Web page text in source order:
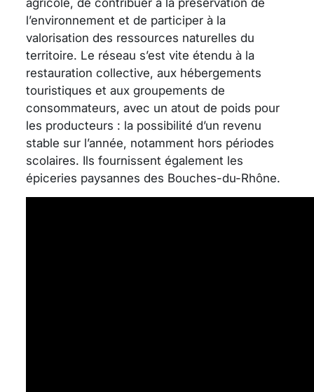
agricole, de contribuer à la préservation de
l’environnement et de participer à la
valorisation des ressources naturelles du
territoire. Le réseau s’est vite étendu à la
restauration collective, aux hébergements
touristiques et aux groupements de
consommateurs, avec un atout de poids pour
les producteurs : la possibilité d’un revenu
stable sur l’année, notamment hors périodes
scolaires. Ils fournissent également les
épiceries paysannes des Bouches-du-Rhône.